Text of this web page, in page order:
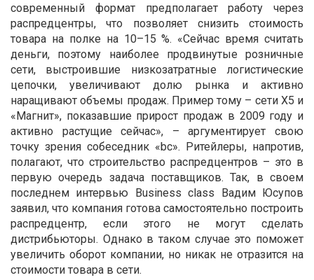
современный формат предполагает работу через
распредцентры, что позволяет снизить стоимость
товара на полке на 10–15 %. «Сейчас время считать
деньги, поэтому наиболее продвинутые розничные
сети, выстроившие низкозатратные логистические
цепочки, увеличивают долю рынка и активно
наращивают объемы продаж. Пример тому – сети Х5 и
«Магнит», показавшие прирост продаж в 2009 году и
активно растущие сейчас», – аргументирует свою
точку зрения собеседник «bc». Ритейлеры, напротив,
полагают, что строительство распредцентров – это в
первую очередь задача поставщиков. Так, в своем
последнем интервью Business class Вадим Юсупов
заявил, что компания готова самостоятельно построить
распредцентр, если этого не могут сделать
дистрибьюторы. Однако в таком случае это поможет
увеличить оборот компании, но никак не отразится на
стоимости товара в сети.